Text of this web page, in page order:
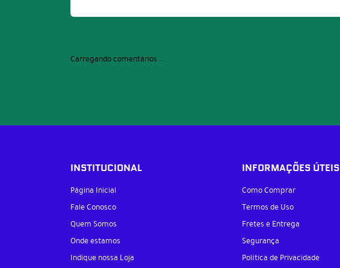
Carregando comentários ...
INSTITUCIONAL
Página Inicial
Fale Conosco
Quem Somos
Onde estamos
Indique nossa Loja
INFORMAÇÕES ÚTEIS
Como Comprar
Termos de Uso
Fretes e Entrega
Segurança
Política de Privacidade